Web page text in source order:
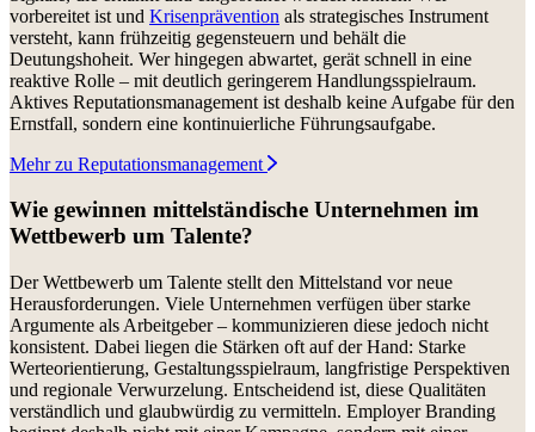
vorbereitet ist und Krisenprävention als strategisches Instrument
versteht, kann frühzeitig gegensteuern und behält die
Deutungshoheit. Wer hingegen abwartet, gerät schnell in eine
reaktive Rolle – mit deutlich geringerem Handlungsspielraum.
Aktives Reputationsmanagement ist deshalb keine Aufgabe für den
Ernstfall, sondern eine kontinuierliche Führungsaufgabe.
Mehr zu Reputationsmanagement
Wie gewinnen mittelständische Unternehmen im
Wettbewerb um Talente?
Der Wettbewerb um Talente stellt den Mittelstand vor neue
Herausforderungen. Viele Unternehmen verfügen über starke
Argumente als Arbeitgeber – kommunizieren diese jedoch nicht
konsistent. Dabei liegen die Stärken oft auf der Hand: Starke
Werteorientierung, Gestaltungsspielraum, langfristige Perspektiven
und regionale Verwurzelung. Entscheidend ist, diese Qualitäten
verständlich und glaubwürdig zu vermitteln. Employer Branding